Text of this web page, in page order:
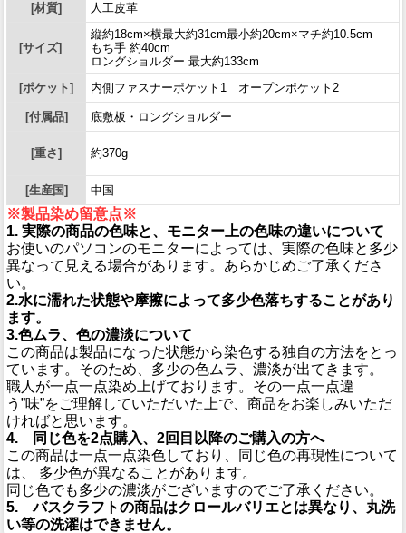
[材質] 人工皮革
[サイズ]
縦約18cm×横最大約31cm最小約20cm×マチ約10.5cm
もち手 約40cm
ロングショルダー 最大約133cm
[ポケット]
内側ファスナーポケット1 オープンポケット2
[付属品] 底敷板・ロングショルダー
[重さ] 約370g
[生産国] 中国
※製品染め留意点※
1. 実際の商品の色味と、モニター上の色味の違いについて
お使いのパソコンのモニターによっては、実際の色味と多少
異なって見える場合があります。あらかじめご了承くださ
い。
2.水に濡れた状態や摩擦によって多少色落ちすることがあり
ます。
3.色ムラ、色の濃淡について
この商品は製品になった状態から染色する独自の方法をとっ
ています。そのため、多少の色ムラ、濃淡が出てきます。
職人が一点一点染め上げております。その一点一点違
う”味”をご理解していただいた上で、商品をお楽しみいただ
ければと思います。
4. 同じ色を2点購入、2回目以降のご購入の方へ
この商品は一点一点染色しており、同じ色の再現性について
は、 多少色が異なることがあります。
同じ色でも多少の濃淡がございますのでご了承ください。
5. バスクラフトの商品はクロールバリエとは異なり、丸洗
い等の洗濯はできません。